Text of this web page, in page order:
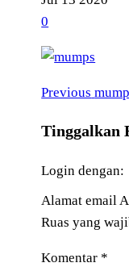
0
Navigasi
pos
Previous
Previous
Tinggalkan
Login dengan:
Alamat email
Ruas yang
Komentar *